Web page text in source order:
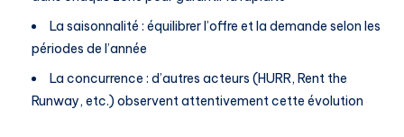
La saisonnalité : équilibrer l’offre et la demande selon les
périodes de l’année
La concurrence : d’autres acteurs (HURR, Rent the
Runway, etc.) observent attentivement cette évolution